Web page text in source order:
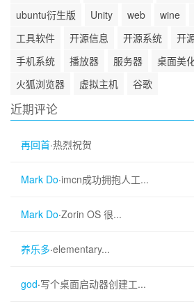
ubuntu衍生版
Unity web wine
工具软件
开源信息 开源系统 开
手机系统
播放器 服务器 桌面美
火狐浏览器
虚拟主机 谷歌
近期评论
再回首·热烈祝贺
Mark Do·imcn成功拥抱人工...
Mark Do·Zorin OS 很...
养乐多·elementary...
god·写个桌面启动器创建工...